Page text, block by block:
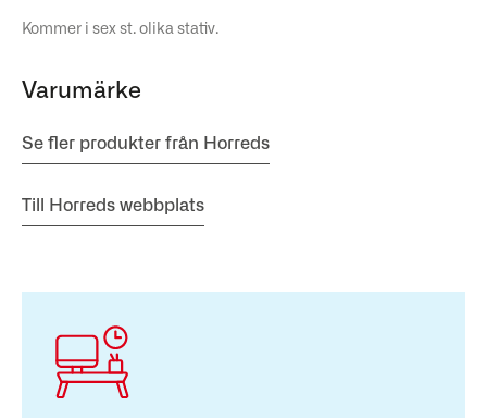
Kommer i sex st. olika stativ.
Varumärke
Se fler produkter från Horreds
Till Horreds webbplats